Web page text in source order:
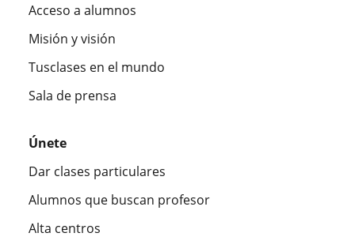
Acceso a alumnos
Misión y visión
Tusclases en el mundo
Sala de prensa
Únete
Dar clases particulares
Alumnos que buscan profesor
Alta centros